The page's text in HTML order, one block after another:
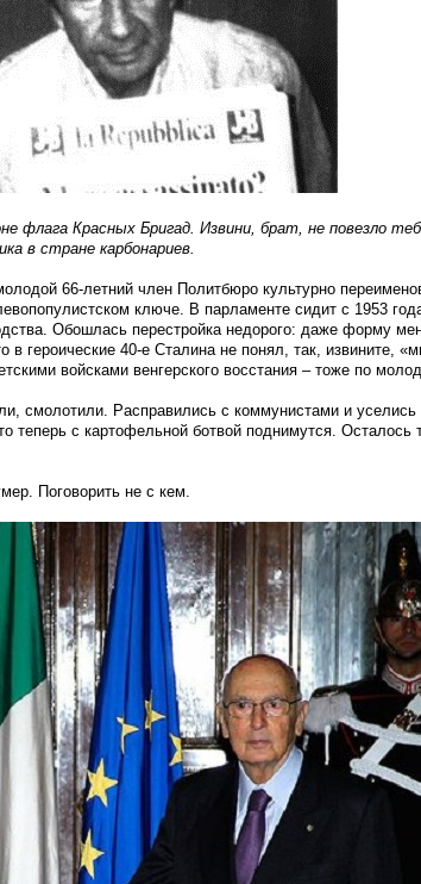
флага Красных Бригад. Извини, брат, не повезло
в стране карбонариев.
66-летний член Политбюро культурно
ключе. В парламенте сидит с 1953
Обошлась перестройка недорого: даже форму
героические 40-е Сталина не понял, так, извините,
войсками венгерского восстания – тоже по
смолотили. Расправились с коммунистами и уселись
с картофельной ботвой поднимутся. Осталось
Поговорить не с кем.